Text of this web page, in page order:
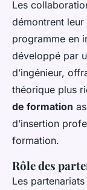
Les
démontrent
programme en
développé par
d’ingénieur,
théorique plus
de formation
d’insertion
formation.
Rôle des
Les